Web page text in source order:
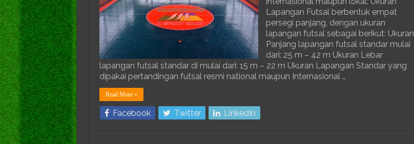
Lapangan Futsal berbentuk empat
persegi panjang, dengan ukuran
lapangan futsal sebagai berikut: Ukuran
Panjang lapangan futsal standar mulai
dari: 25 m – 42 m Ukuran Lebar
lapangan futsal standar di mulai dari: 15 m – 22 m Ukuran Lapangan Standar yang
dipakai pertandingan futsal resmi national maupun Internasional …
Read More »
Facebook Twitter LinkedIn